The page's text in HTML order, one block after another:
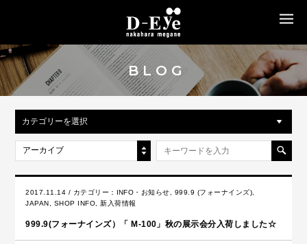
BLOG
カテゴリーを選択
アーカイブ
2017.11.14 / カテゴリー： INFO・お知らせ 999.9 (フォーナインズ)
JAPAN
SHOP INFO ,新入荷情報
999.9(フォーナインズ）「 M-100」秋の展示会分入荷しました☆